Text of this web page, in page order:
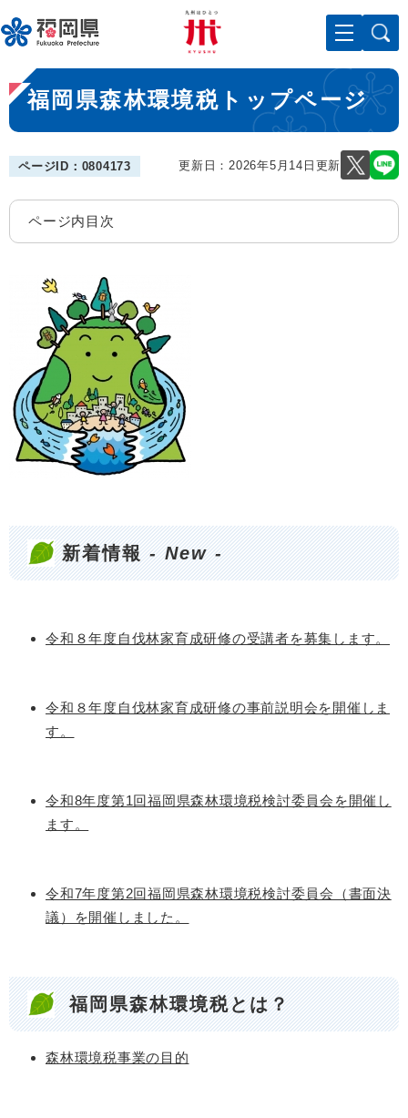
ー
ジ
先
頭
で
メニューを飛ばして本文へ
本
文
福岡県森林環境税トップページ
ページID：0804173 更新日：2026年5月14日更新
ページ内目次
新着情報 - New -
令和８年度自伐林家育成研修の受講者を募集します。
令和８年度自伐林家育成研修の事前説明会を開催しま
す。
令和8年度第1回福岡県森林環境税検討委員会を開催し
ます。
令和7年度第2回福岡県森林環境税検討委員会（書面決
議）を開催しました。
福岡県森林環境税とは？
森林環境税事業の目的